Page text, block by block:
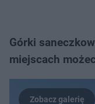
Górki
miejscach